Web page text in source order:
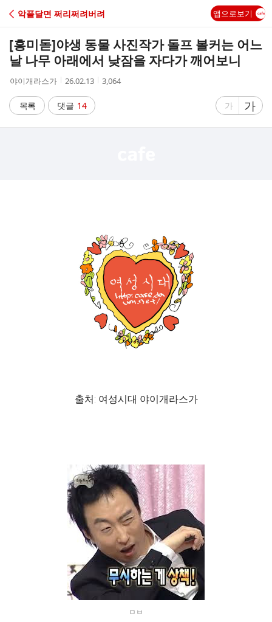
C
A
악플달면 쩌리쩌려버려 앱으로보기
[흥미돋]야생 동물 사진작가 돌프 볼커는 어느
날 나무 아래에서 낮잠을 자다가 깨어보니
작
자
야이개라스가
작
시
간
26.02.13
조
3,064
목록 댓글 14
글
가
글
자
가
출처: 여성시대 야이개라스가
ㅁㅂ